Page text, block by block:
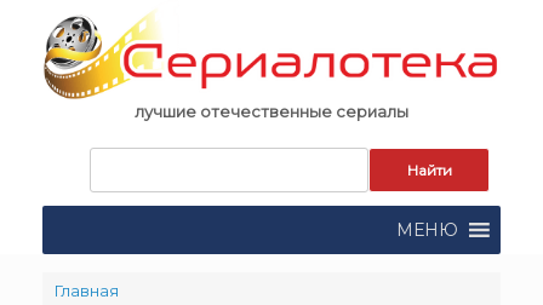
content
лучшие отечественные сериалы
поиска:
МЕНЮ
Главная